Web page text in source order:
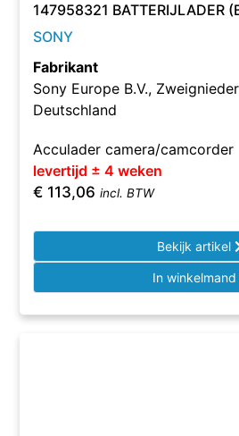
147958321 BATTERIJLADER
SONY
Fabrikant
Sony Europe B.V.,
Deutschland
Acculader camera/camcorder
levertijd ± 4 weken
€ 113,06 incl. BTW
Bekijk artikel
In winkelmand